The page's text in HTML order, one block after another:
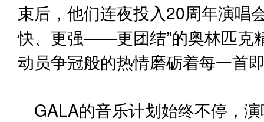
束后，他们连夜投入20周年演唱
快、更强——更团结”的奥林匹克
动员争冠般的热情磨砺着每一首
GALA的音乐计划始终不停，